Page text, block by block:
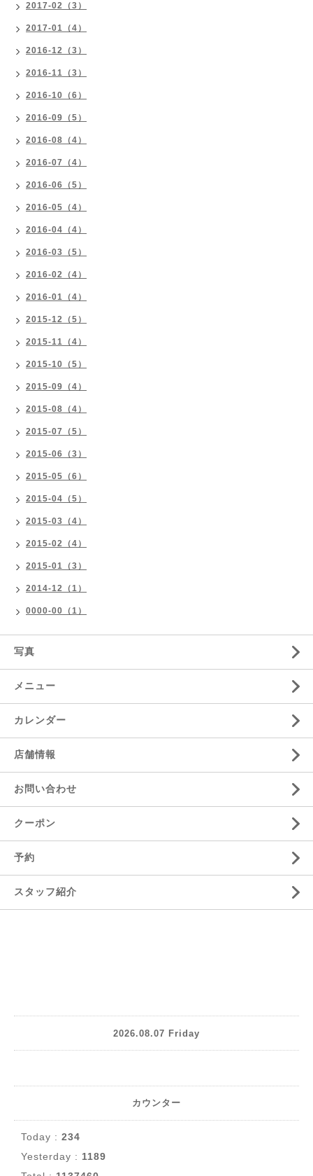
2017-02（3）
2017-01（4）
2016-12（3）
2016-11（3）
2016-10（6）
2016-09（5）
2016-08（4）
2016-07（4）
2016-06（5）
2016-05（4）
2016-04（4）
2016-03（5）
2016-02（4）
2016-01（4）
2015-12（5）
2015-11（4）
2015-10（5）
2015-09（4）
2015-08（4）
2015-07（5）
2015-06（3）
2015-05（6）
2015-04（5）
2015-03（4）
2015-02（4）
2015-01（3）
2014-12（1）
0000-00（1）
写真
メニュー
カレンダー
店舗情報
お問い合わせ
クーポン
予約
スタッフ紹介
2026.08.07 Friday
カウンター
Today : 234
Yesterday : 1189